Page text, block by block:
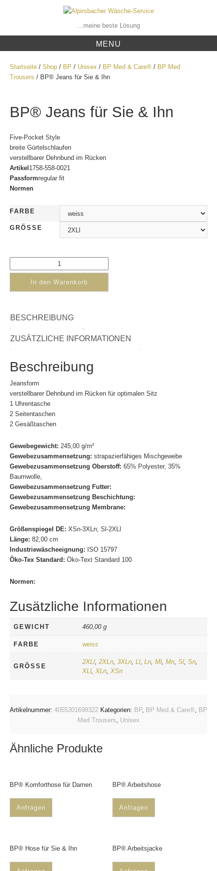
…meine beste Lösung
MENU
Startseite/ Shop/ BP / Unisex / BP Med & Care®/ BP Med
Trousers / BP® Jeans für Sie & Ihn
BP® Jeans für Sie & Ihn
Five-Pocket Style
breite Gürtelschlaufen
verstellbarer Dehnbund im Rücken
Artikel 1758-558-0021
Passformregular fit
Normen
FARBE
GRÖSSE
In den Warenkorb
BESCHREIBUNG
ZUSÄTZLICHE INFORMATIONEN
Beschreibung
Jeansform
verstellbarer Dehnbund im Rücken für optimalen Sitz
1 Uhrentasche
2 Seitentaschen
2 Gesäßtaschen
Gewebegewicht: 245,00 g/m²
Gewebezusammensetzung: strapazierfähiges Mischgewebe
Gewebezusammensetzung Oberstoff: 65% Polyester, 35%
Baumwolle,
Gewebezusammensetzung Futter:
Gewebezusammensetzung Beschichtung:
Gewebezusammensetzung Membrane:
Größenspiegel DE: XSn-3XLn; Sl-2XLl
Länge: 82,00 cm
Industriewäscheeignung: ISO 15797
Öko-Tex Standard: Öko-Text Standard 100
Normen:
Zusätzliche Informationen
GEWICHT 460,00 g
FARBE weiss
GRÖSSE
2XLl, 2XLn, 3XLn, Ll, Ln, Ml, Mn, Sl, Sn,
XLl, XLn, XSn
Artikelnummer: 4055301698322 Kategorien: BP, BP Med & Care®, BP
Med Trousers, Unisex
Ähnliche Produkte
BP® Komforthose für Damen
Anfragen
BP® Arbeitshose
Anfragen
BP® Hose für Sie & Ihn BP® Arbeitsjacke